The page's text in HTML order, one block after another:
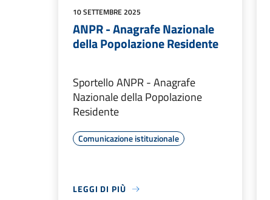
10 SETTEMBRE 2025
ANPR - Anagrafe Nazionale
della Popolazione Residente
Sportello ANPR - Anagrafe
Nazionale della Popolazione
Residente
Comunicazione istituzionale
LEGGI DI PIÙ